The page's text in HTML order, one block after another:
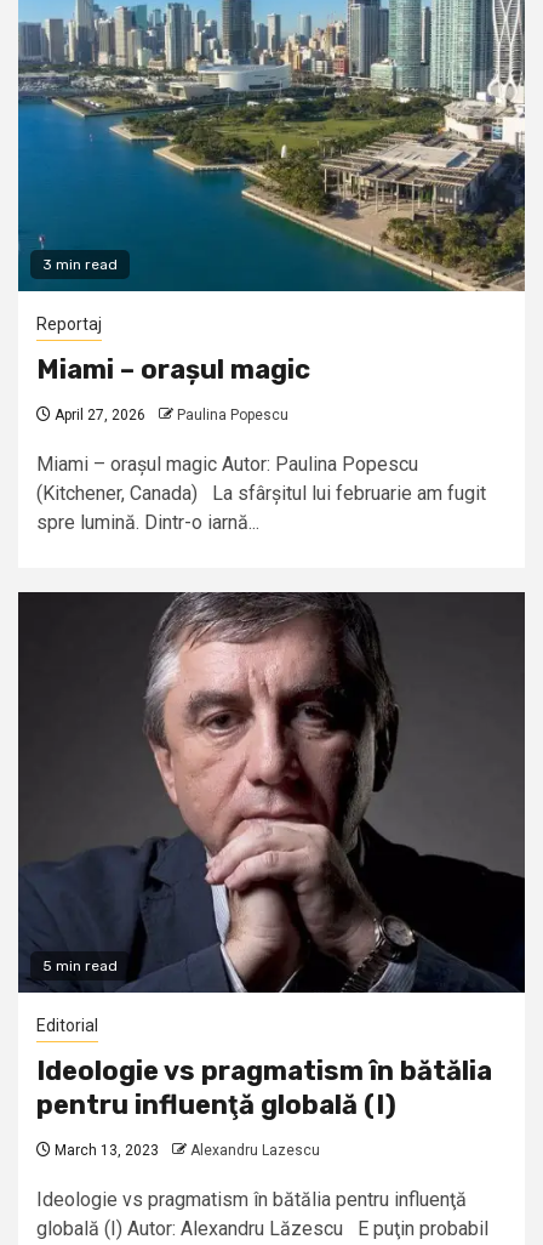
3 min read
Reportaj
Miami – orașul magic
April 27, 2026 Paulina Popescu
Miami – orașul magic Autor: Paulina Popescu
(Kitchener, Canada) La sfârșitul lui februarie am fugit
spre lumină. Dintr-o iarnă...
5 min read
Editorial
Ideologie vs pragmatism în bătălia
pentru influenţă globală (I)
March 13, 2023 Alexandru Lazescu
Ideologie vs pragmatism în bătălia pentru influenţă
globală (I) Autor: Alexandru Lăzescu E puţin probabil